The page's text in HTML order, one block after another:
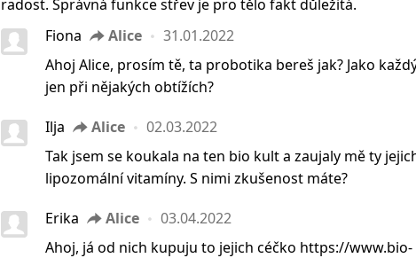
radost. Správná funkce střev je pro tělo fakt důležitá.
Fiona
Alice
31.01.2022
Ahoj Alice, prosím tě, ta probotika bereš jak? Jako
jen při nějakých obtížích?
Ilja Alice
02.03.2022
Tak jsem se koukala na ten bio kult a zaujaly mě ty
lipozomální vitamíny. S nimi zkušenost máte?
Erika Alice
03.04.2022
Ahoj, já od nich kupuju to jejich céčko https://www.bio-